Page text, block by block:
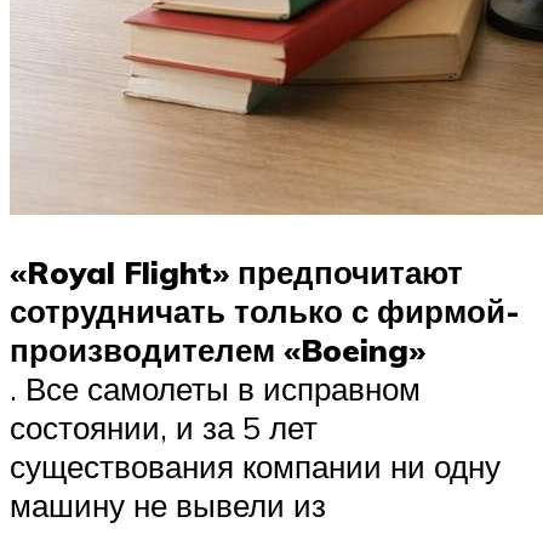
«Royal Flight» предпочитают
сотрудничать только с фирмой-
производителем «Boeing»
. Все самолеты в исправном
состоянии, и за 5 лет
существования компании ни одну
машину не вывели из